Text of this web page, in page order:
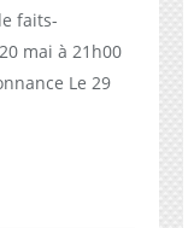
faits-
mai à 21h00
Le 29